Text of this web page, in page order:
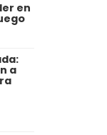
en
a